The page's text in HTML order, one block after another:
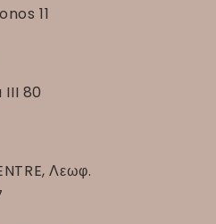
11
III 80
Λεωφ.